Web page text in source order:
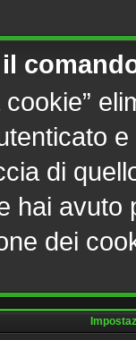
di
hai
dei